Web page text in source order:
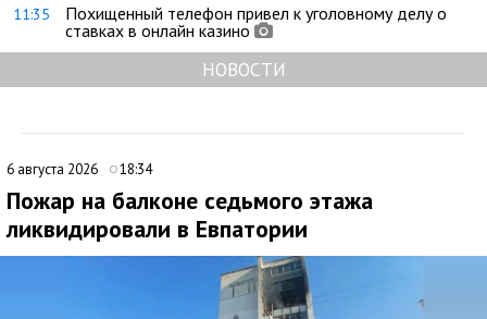
11:35
Похищенный телефон привел к уголовному делу о
ставках в онлайн казино
НОВОСТИ
6 августа 2026 18:34
Пожар на балконе седьмого этажа
ликвидировали в Евпатории